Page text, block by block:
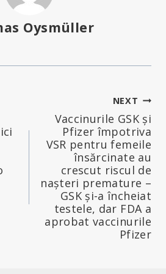
Oysmüller
NEXT
Vaccinurile GSK și
Pfizer împotriva
VSR pentru femeile
însărcinate au
crescut riscul de
nașteri premature –
GSK și-a încheiat
testele, dar FDA a
aprobat vaccinurile
Pfizer